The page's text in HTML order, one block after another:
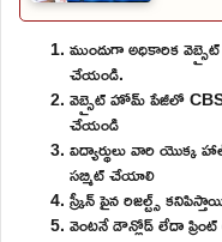
ముందుగా అధికారిక వెబ్సైట్
చేయండి.
వెబ్సైట్ హోమ్ పేజీలో
చేయండి
విద్యార్థులు వారి యొక్క
సబ్మిట్ చేయాలి
స్క్రీన్ పైన రిజల్ట్స్
వెంటనే డౌన్లోడ్ లేదా ప్రింట్